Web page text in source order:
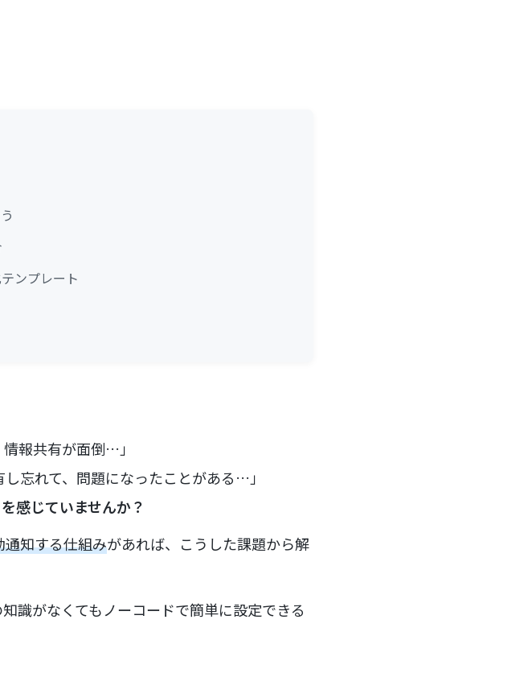
ンプレート
報共有が面倒…」
忘れて、問題になったことがある…」
感じていませんか？
知する仕組みがあれば、こうした課題から解
識がなくてもノーコードで簡単に設定できる